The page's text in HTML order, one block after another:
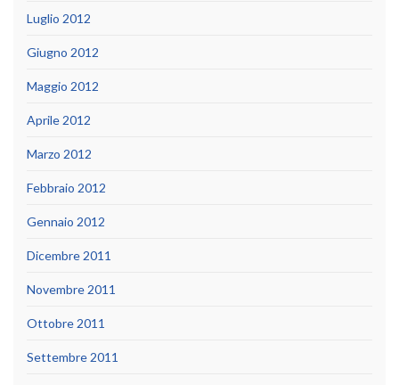
Luglio 2012
Giugno 2012
Maggio 2012
Aprile 2012
Marzo 2012
Febbraio 2012
Gennaio 2012
Dicembre 2011
Novembre 2011
Ottobre 2011
Settembre 2011